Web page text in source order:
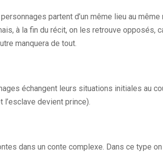
partent d’un même lieu au
à la fin du récit, on les retrouve opposés,
manquera de tout.
échangent leurs situations initiales au
devient prince).
dans un conte complexe. Dans ce type